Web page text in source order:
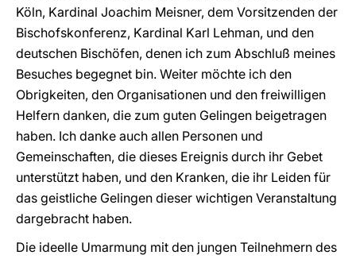
Köln, Kardinal Joachim Meisner, dem Vorsitzenden der
Bischofskonferenz, Kardinal Karl Lehman, und den
deutschen Bischöfen, denen ich zum Abschluß meines
Besuches begegnet bin. Weiter möchte ich den
Obrigkeiten, den Organisationen und den freiwilligen
Helfern danken, die zum guten Gelingen beigetragen
haben. Ich danke auch allen Personen und
Gemeinschaften, die dieses Ereignis durch ihr Gebet
unterstützt haben, und den Kranken, die ihr Leiden für
das geistliche Gelingen dieser wichtigen Veranstaltung
dargebracht haben.
Die ideelle Umarmung mit den jungen Teilnehmern des